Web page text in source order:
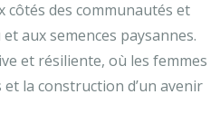
des communautés et
aux semences paysannes.
et résiliente, où les femmes
la construction d’un avenir